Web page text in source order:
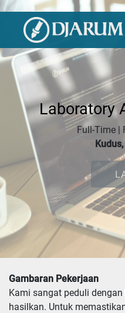
Laboratory
Full-Time |
Gambaran Pekerjaan
Kami sangat peduli
hasilkan. Untuk